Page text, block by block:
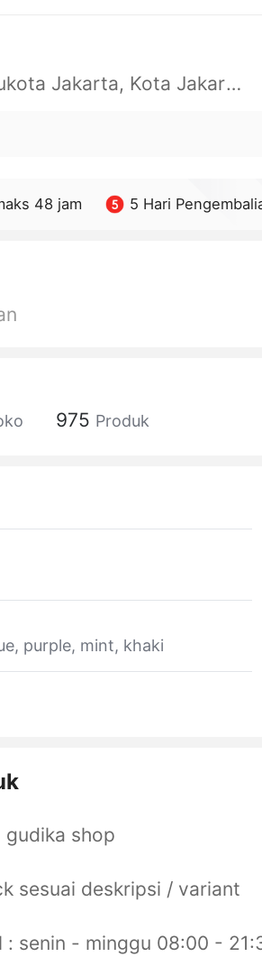
Daerah Khusus Ibukota Jakarta, Kota Jakarta Barat, Cengkareng, yy
48 jam 5 Hari
975 Produk
purple, mint, khaki
gudika shop
sesuai deskripsi / variant
: senin - minggu 08:00 -